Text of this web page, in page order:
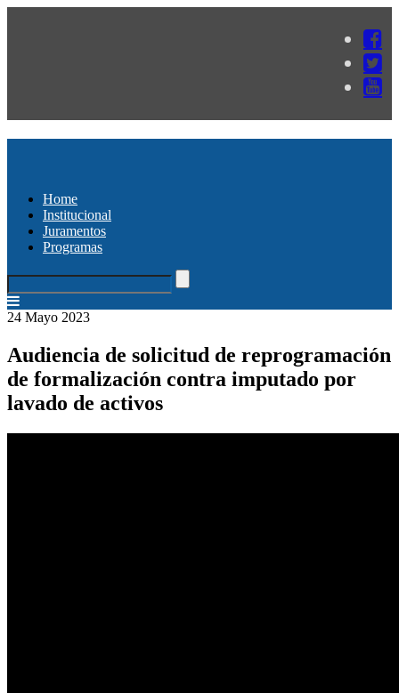
Home
Institucional
Juramentos
Programas
24 Mayo 2023
Audiencia de solicitud de reprogramación
de formalización contra imputado por
lavado de activos